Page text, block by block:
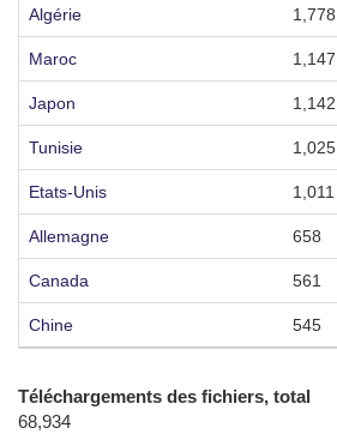
Algérie 1,778
Maroc 1,147
Japon 1,142
Tunisie 1,025
Etats-Unis 1,011
Allemagne 658
Canada 561
Chine 545
Téléchargements des fichiers, total
68,934